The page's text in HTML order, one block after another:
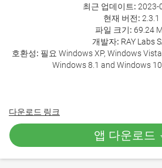
최근 업데이트: 2023-
현재 버전: 2.3.1
파일 크기: 69.24
개발자: RAY Labs
호환성: 필요 Windows XP, Windows
Windows 8.1 and Windows
다운로드 링크
앱 다운로드